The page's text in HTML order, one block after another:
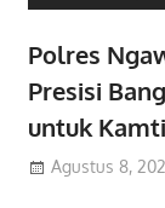
Polres
Presisi
untuk
Agustus 8,